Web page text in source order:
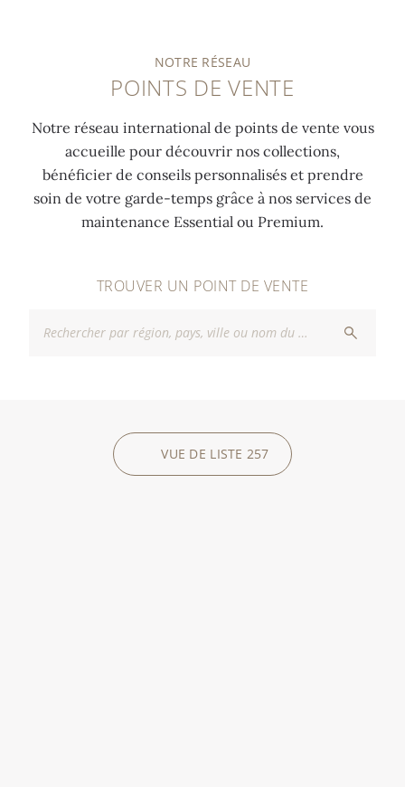
NOTRE RÉSEAU
POINTS DE VENTE
Notre réseau international de points de vente vous
accueille pour découvrir nos collections,
bénéficier de conseils personnalisés et prendre
soin de votre garde-temps grâce à nos services de
maintenance Essential ou Premium.
TROUVER UN POINT DE VENTE
VUE DE LISTE 257